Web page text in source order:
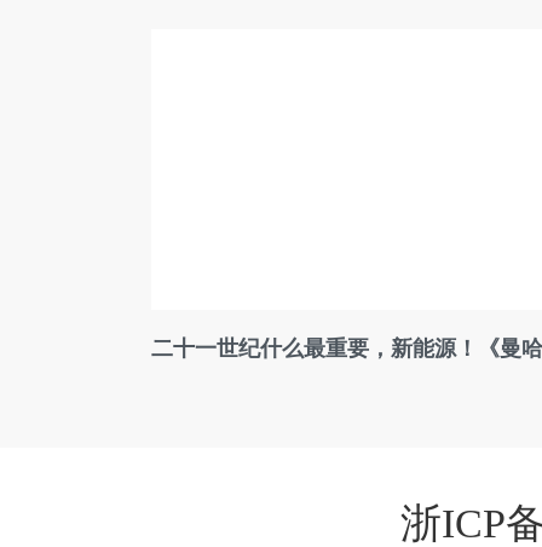
二十一世纪什么最重要，新能源！《曼
浙ICP